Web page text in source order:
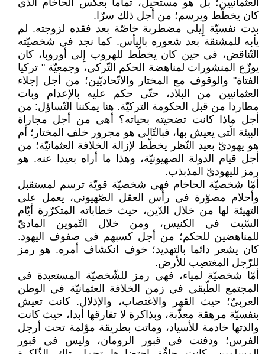
العثمانيين؛ بل هو مستحيل، تماما بعكس الحاخام الّذي
كان يخطّط ويرسم؛ من أجل ذلك سرّا.
بدت نفسيّة إِيلي مضطربة خاصّة بعد فقده لزوجته. لم
يأبه للمشنقة بعد شعوره باليأس. كما نجد في شخصيّته
التّناقض، في حين كان يخطّط للهروب إِلى أوروبا، كان
يوزّع المنشورات لمناهضة الحكم التّركي، وجمعيّة " تركيا
الفتاة" والوقوف مع المختار والاتّحاديّين؛ من أجل إجلاء
العثمانيين من البلاد، حتّى حكم عليه بالإعدام وبات
مطاردا من قبل الحكومة التركيّة. هنا يمكننا التّساؤل: من
أجل ماذا كانت تضحيته بحياته؟ أهي من أجل مجاراة
البيئة الّتي يعيش بها، فبالتّالي هو مجرور خلف المختار؛ أم
هو يهوديّ بعيد النّظر يخطّط لإزالة الخلافة العثمانيّة؛ من
أجل قيام الدولة الصهيونيّة، وهذا ما أراه بعيدا عنه. هو
رمز لليهوديّ المذبذب.
أمّا شخصيّة الحاخام فهي شخصيّة قويّة ترسم لمستقبل
وأحلام مصوّرة في رأس العقل الصّهيوني، يعمل على
التهيئة لها من خلال الدّين، حيث خطاباته المتكرّرة أيّام
السّبت في الكنيس، ومن خلال التّموين الماديّ
للمناهضين للحكم؛ من أجل كسبهم في صفوف اليهود.
كان يشعر دائما بالتهديد؛ خوف انكشاف أمره. هو رمز
للرّجل المغتصِب للأرض.
أمّا شخصيّة لمياء، فهي رمز للشّخصيّة المستعبدة في
المجتمع الطّبقي في زمن الخلافة العثمانيّة في الوطن
العربيّ؛ حيث القهر والاغتصاب، والإذلال. كانت تعيش
بنفسيّة مرهقة معذّبة، وبذاكرة لا تفارقها أبدا، حيث كانت
والدتها خادمة للأسياد، وماتت بطريقة مؤلمة تحت أرجل
الفرس؛ ودفنت في قبور الرومان، وليس في قبور